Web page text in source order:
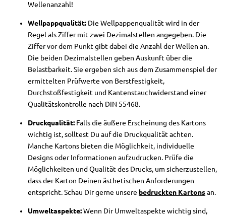
Wellenanzahl!
Wellpappqualität: Die Wellpappenqualität wird in der
Regel als Ziffer mit zwei Dezimalstellen angegeben. Die
Ziffer vor dem Punkt gibt dabei die Anzahl der Wellen an.
Die beiden Dezimalstellen geben Auskunft über die
Belastbarkeit. Sie ergeben sich aus dem Zusammenspiel der
ermittelten Prüfwerte von Berstfestigkeit,
Durchstoßfestigkeit und Kantenstauchwiderstand einer
Qualitätskontrolle nach DIN 55468.
Druckqualität: Falls die äußere Erscheinung des Kartons
wichtig ist, solltest Du auf die Druckqualität achten.
Manche Kartons bieten die Möglichkeit, individuelle
Designs oder Informationen aufzudrucken. Prüfe die
Möglichkeiten und Qualität des Drucks, um sicherzustellen,
dass der Karton Deinen ästhetischen Anforderungen
entspricht. Schau Dir gerne unsere bedruckten Kartonsan.
Umweltaspekte:Wenn Dir Umweltaspekte wichtig sind,